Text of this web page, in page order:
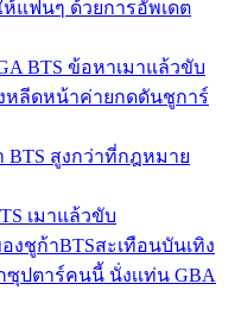
ห้แฟนๆ ด้วยการอัพเดต
BTS ข้อหาเมาแล้วขับ
หลีดหน้าค่ายกดดันชูการ์
สูงกว่าที่กฎหมาย
เมาแล้วขับ
งชูก้าBTSสะเทือนบันเทิง
ปตาร์คนนี้ นั่งเเท่น GBA